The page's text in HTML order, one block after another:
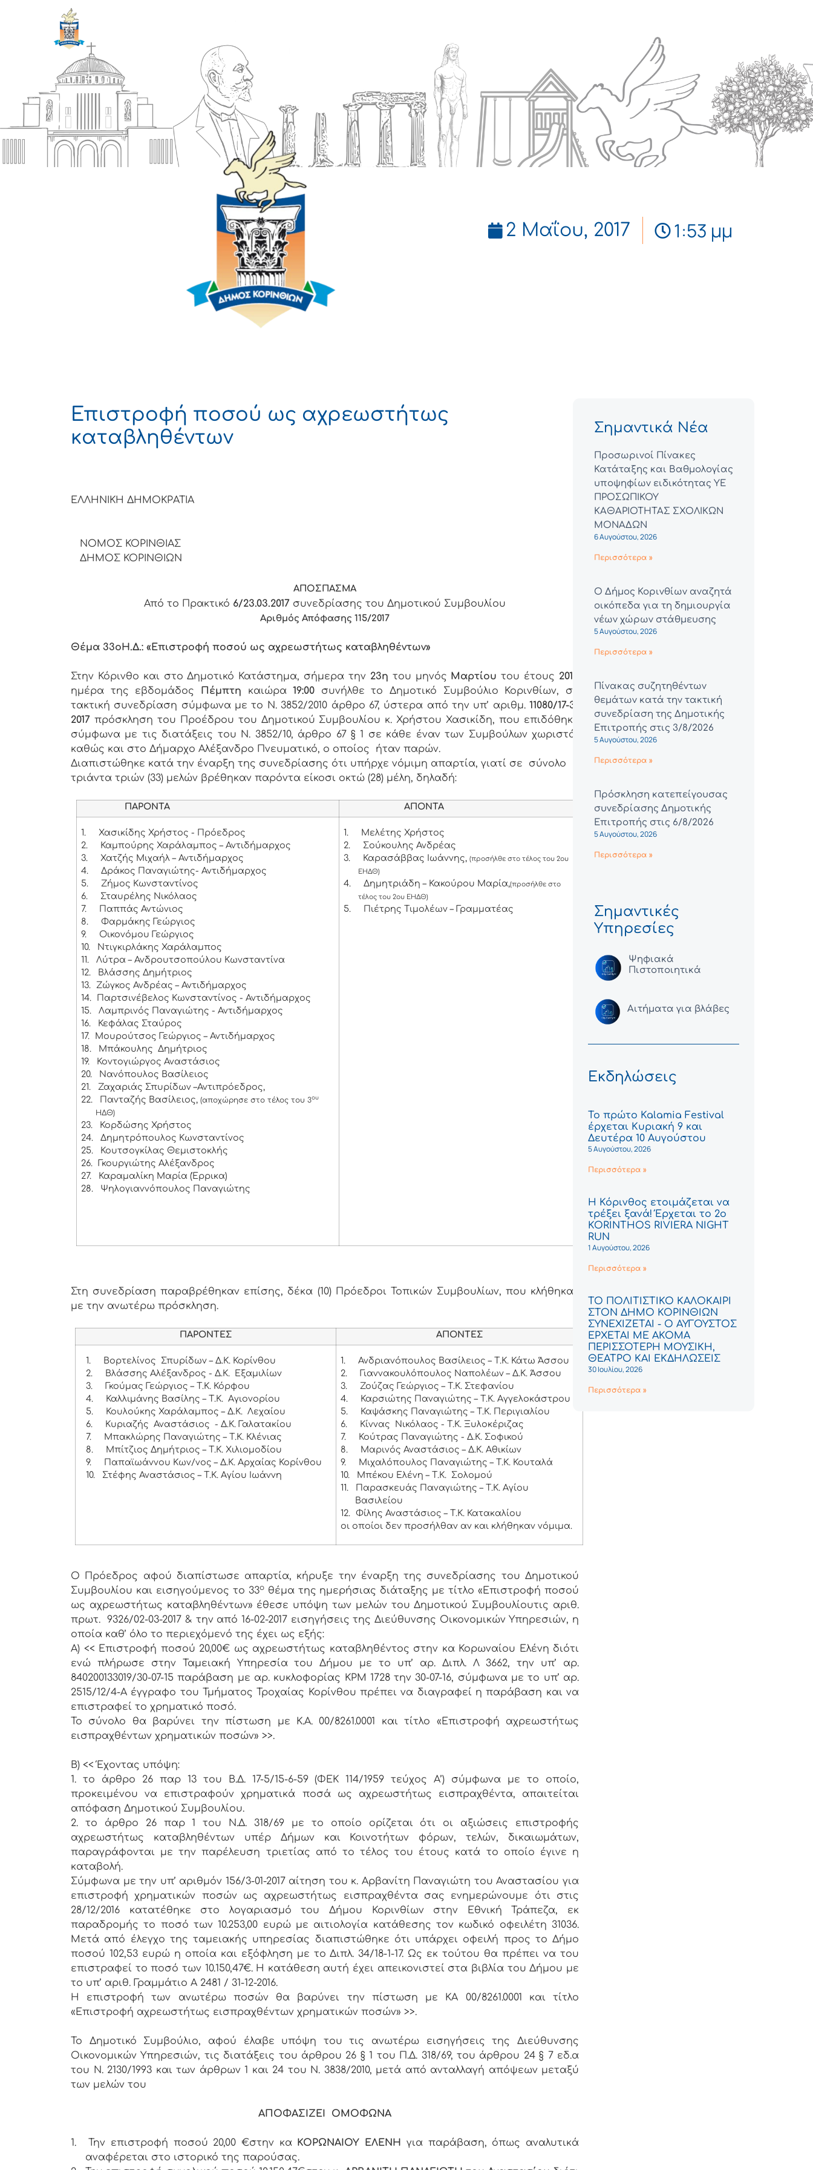
2 Μαΐου, 2017 1:53 μμ
Επιστροφή ποσού ως αχρεωστήτως
καταβληθέντων
ΕΛΛΗΝΙΚΗ ΔΗΜΟΚΡΑΤΙΑ
ΝΟΜΟΣ ΚΟΡΙΝΘΙΑΣ
ΔΗΜΟΣ ΚΟΡΙΝΘΙΩΝ
ΑΠΟΣΠΑΣΜΑ
Από το Πρακτικό 6/23.03.2017 συνεδρίασης του Δημοτικού Συμβουλίου
Αριθμός Απόφασης 11 5/2017
Θέμα 33oΗ.Δ.: «Επιστροφή ποσού ως αχρεωστήτως καταβληθέντων»
Στην Κόρινθο και στο Δημοτικό Κατάστημα, σήμερα την 23η του μηνός Μαρτίου του έτους 2017,
ημέρα της εβδομάδος Πέμπτη καιώρα19:00 συνήλθε το Δημοτικό Συμβούλιο Κορινθίων, σε
τακτική συνεδρίαση σύμφωνα με το Ν. 3852/2010 άρθρο 67, ύστερα από την υπ’ αριθμ. 11080/17-3-
2017 πρόσκληση του Προέδρου του Δημοτικού Συμβουλίου κ. Χρήστου Χασικίδη, που επιδόθηκε
σύμφωνα με τις διατάξεις του Ν. 3852/10, άρθρο 67 § 1 σε κάθε έναν των Συμβούλων χωριστά
καθώς και στο Δήμαρχο Αλέξανδρο Πνευματικό, ο οποίος ήταν παρών.
Διαπιστώθηκε κατά την έναρξη της συνεδρίασης ότι υπήρχε νόμιμη απαρτία, γιατί σε σύνολο
τριάντα τριών (33) μελών βρέθηκαν παρόντα είκοσι οκτώ (28) μέλη, δηλαδή:
ΠΑΡΟΝΤΑ ΑΠΟΝΤΑ
1.
Χασικίδης Χρήστος - Πρόεδρος
2.
Καμπούρης Χαράλαμπος – Αντιδήμαρχος
3.
Χατζής Μιχαήλ – Αντιδήμαρχος
4.
Δράκος Παναγιώτης- Αντιδήμαρχος
5.
Ζήμος Κωνσταντίνος
6.
Σταυρέλης Νικόλαος
7.
Παππάς Αντώνιος
8.
Φαρμάκης Γεώργιος
9.
Οικονόμου Γεώργιος
10.
Ντιγκιρλάκης Χαράλαμπος
11.
Λύτρα – Ανδρουτσοπούλου Κωνσταντίνα
12.
Βλάσσης Δημήτριος
13.
Ζώγκος Ανδρέας – Αντιδήμαρχος
14.
Παρτσινέβελος Κωνσταντίνος - Αντιδήμαρχος
15.
Λαμπρινός Παναγιώτης - Αντιδήμαρχος
16.
Κεφάλας Σταύρος
17.
Μουρούτσος Γεώργιος – Αντιδήμαρχος
18.
Μπάκουλης Δημήτριος
19.
Κοντογιώργος Αναστάσιος
20.
Νανόπουλος Βασίλειος
21.
Ζαχαριάς Σπυρίδων –Αντιπρόεδρος,
22.
Πανταζής Βασίλειος, (αποχώρησε στο τέλος του 3ου
ΗΔΘ)
23.
Κορδώσης Χρήστος
24.
Δημητρόπουλος Κωνσταντίνος
25.
Κουτσογκίλας Θεμιστοκλής
26.
Γκουργιώτης Αλέξανδρος
27.
Καραμαλίκη Μαρία (Έρρικα)
28.
Ψηλογιαννόπουλος Παναγιώτης
1.
Μελέτης Χρήστος
2.
Σούκουλης Ανδρέας
3.
Καρασάββας Ιωάννης, (προσήλθε στο τέλος του 2ου
ΕΗΔΘ)
4. Δημητριάδη – Κακούρου Μαρία,(προσήλθε στο
τέλος του 2ου ΕΗΔΘ)
5. Πιέτρης Τιμολέων – Γραμματέας
Στη συνεδρίαση παραβρέθηκαν επίσης, δέκα (10) Πρόεδροι Τοπικών Συμβουλίων, που κλήθηκαν
με την ανωτέρω πρόσκληση.
ΠΑΡΟΝΤΕΣ ΑΠΟΝΤΕΣ
1.
Βορτελίνος Σπυρίδων – Δ.Κ. Κορίνθου
2.
Βλάσσης Αλέξανδρος - Δ.Κ. Εξαμιλίων
3.
Γκούμας Γεώργιος – Τ.Κ. Κόρφου
4.
Καλλιμάνης Βασίλης – Τ.Κ. Αγιονορίου
5.
Κουλούκης Χαράλαμπος – Δ.Κ. Λεχαίου
6.
Κυριαζής Αναστάσιος - Δ.Κ. Γαλατακίου
7.
Μπακλώρης Παναγιώτης – Τ.Κ. Κλένιας
8.
Μπίτζιος Δημήτριος – Τ.Κ. Χιλιομοδίου
9.
Παπαϊωάννου Κων/νος – Δ.Κ. Αρχαίας Κορίνθου
10.
Στέφης Αναστάσιος – Τ.Κ. Αγίου Ιωάννη
1.
Ανδριανόπουλος Βασίλειος – Τ.Κ. Κάτω Άσσου
2.
Γιαννακουλόπουλος Ναπολέων – Δ.Κ. Άσσου
3.
Ζούζας Γεώργιος – Τ.Κ. Στεφανίου
4.
Καρσιώτης Παναγιώτης – Τ.Κ. Αγγελοκάστρου
5.
Καψάσκης Παναγιώτης – Τ.Κ. Περιγιαλίου
6.
Κίννας Νικόλαος - Τ.Κ. Ξυλοκέριζας
7.
Κούτρας Παναγιώτης - Δ.Κ. Σοφικού
8.
Μαρινός Αναστάσιος – Δ.Κ. Αθικίων
9.
Μιχαλόπουλος Παναγιώτης – Τ.Κ. Κουταλά
10.
Μπέκου Ελένη – Τ.Κ. Σολομού
11.
Παρασκευάς Παναγιώτης – Τ.Κ. Αγίου
Βασιλείου
12.
Φίλης Αναστάσιος – Τ.Κ. Κατακαλίου
οι οποίοι δεν προσήλθαν αν και κλήθηκαν νόμιμα.
Ο Πρόεδρος αφού διαπίστωσε απαρτία, κήρυξε την έναρξη της συνεδρίασης του Δημοτικού
Συμβουλίου και εισηγούμενος το 33οθέμα της ημερήσιας διάταξης με τίτλο «Επιστροφή ποσού
ως αχρεωστήτως καταβληθέντων» έθεσε υπόψη των μελών του Δημοτικού Συμβουλίουτις αριθ.
πρωτ. 9326/02-03-2017 & την από 16-02-2017 εισηγήσεις της Διεύθυνσης Οικονομικών Υπηρεσιών, η
οποία καθ’ όλο το περιεχόμενό της έχει ως εξής:
Α) << Επιστροφή ποσού 20,00€ ως αχρεωστήτως καταβληθέντος στην κα Κορωναίου Ελένη διότι
ενώ πλήρωσε στην Ταμειακή Υπηρεσία του Δήμου με το υπ’ αρ. Διπλ. Λ 3662, την υπ’ αρ.
840200133019/30-07-15 παράβαση με αρ. κυκλοφορίας ΚΡΜ 1728 την 30-07-16, σύμφωνα με το υπ’ αρ.
2515/12/4-Α έγγραφο του Τμήματος Τροχαίας Κορίνθου πρέπει να διαγραφεί η παράβαση και να
επιστραφεί το χρηματικό ποσό.
Το σύνολο θα βαρύνει την πίστωση με Κ.Α. 00/8261.0001 και τίτλο «Επιστροφή αχρεωστήτως
εισπραχθέντων χρηματικών ποσών» >>.
Β) << Έχοντας υπόψη:
1. το άρθρο 26 παρ 13 του Β.Δ. 17-5/15-6-59 (ΦΕΚ 114/1959 τεύχος Α’) σύμφωνα με το οποίο,
προκειμένου να επιστραφούν χρηματικά ποσά ως αχρεωστήτως εισπραχθέντα, απαιτείται
απόφαση Δημοτικού Συμβουλίου.
2. το άρθρο 26 παρ 1 του Ν.Δ. 318/69 με το οποίο ορίζεται ότι οι αξιώσεις επιστροφής
αχρεωστήτως καταβληθέντων υπέρ Δήμων και Κοινοτήτων φόρων, τελών, δικαιωμάτων,
παραγράφονται με την παρέλευση τριετίας από το τέλος του έτους κατά το οποίο έγινε η
καταβολή.
Σύμφωνα με την υπ’ αριθμόν 156/3-01-2017 αίτηση του κ. Αρβανίτη Παναγιώτη του Αναστασίου για
επιστροφή χρηματικών ποσών ως αχρεωστήτως εισπραχθέντα σας ενημερώνουμε ότι στις
28/12/2016 κατατέθηκε στο λογαριασμό του Δήμου Κορινθίων στην Εθνική Τράπεζα, εκ
παραδρομής το ποσό των 10.253,00 ευρώ με αιτιολογία κατάθεσης τον κωδικό οφειλέτη 31036.
Μετά από έλεγχο της ταμειακής υπηρεσίας διαπιστώθηκε ότι υπάρχει οφειλή προς το Δήμο
ποσού 102,53 ευρώ η οποία και εξόφληση με το Διπλ. 34/18-1-17. Ως εκ τούτου θα πρέπει να του
επιστραφεί το ποσό των 10.150,47€. Η κατάθεση αυτή έχει απεικονιστεί στα βιβλία του Δήμου με
το υπ’ αριθ. Γραμμάτιο Α 2481 / 31-12-2016.
Η επιστροφή των ανωτέρω ποσών θα βαρύνει την πίστωση με ΚΑ 00/8261.0001 και τίτλο
«Επιστροφή αχρεωστήτως εισπραχθέντων χρηματικών ποσών» >>.
Το Δημοτικό Συμβούλιο, αφού έλαβε υπόψη του τις ανωτέρω εισηγήσεις της Διεύθυνσης
Οικονομικών Υπηρεσιών, τις διατάξεις του άρθρου 26 § 1 του Π.Δ. 318/69, του άρθρου 24 § 7 εδ.α
του Ν. 2130/1993 και των άρθρων 1 και 24 του Ν. 3838/2010, μετά από ανταλλαγή απόψεων μεταξύ
των μελών του
ΑΠΟΦΑΣΙΖΕΙ ΟΜΟΦΩΝΑ
1. Την επιστροφή ποσού 20,00 €στην κα ΚΟΡΩΝΑΙΟΥ ΕΛΕΝΗ για παράβαση, όπως αναλυτικά
αναφέρεται στο ιστορικό της παρούσας.
Σημαντικά Νέα
Προσωρινοί Πίνακες
Κατάταξης και Βαθμολογίας
υποψηφίων ειδικότητας ΥΕ
ΠΡΟΣΩΠΙΚΟΥ
ΚΑΘΑΡΙΟΤΗΤΑΣ ΣΧΟΛΙΚΩΝ
ΜΟΝΑΔΩΝ
6 Αυγούστου, 2026
Περισσότερα »
Ο Δήμος Κορινθίων αναζητά
οικόπεδα για τη δημιουργία
νέων χώρων στάθμευσης
5 Αυγούστου, 2026
Περισσότερα »
Πίνακας συζητηθέντων
θεμάτων κατά την τακτική
συνεδρίαση της Δημοτικής
Επιτροπής στις 3/8/2026
5 Αυγούστου, 2026
Περισσότερα »
Πρόσκληση κατεπείγουσας
συνεδρίασης Δημοτικής
Επιτροπής στις 6/8/2026
5 Αυγούστου, 2026
Περισσότερα »
Σημαντικές
Υπηρεσίες
Ψηφιακά
Πιστοποιητικά
Αιτήματα για βλάβες
Εκδηλώσεις
Το πρώτο Kalamia Festival
έρχεται Κυριακή 9 και
Δευτέρα 10 Αυγούστου
5 Αυγούστου, 2026
Περισσότερα »
Η Κόρινθος ετοιμάζεται να
τρέξει ξανά! Έρχεται το 2ο
KORINTHOS RIVIERA NIGHT
RUN
1 Αυγούστου, 2026
Περισσότερα »
ΤΟ ΠΟΛΙΤΙΣΤΙΚΟ ΚΑΛΟΚΑΙΡΙ
ΣΤΟΝ ΔΗΜΟ ΚΟΡΙΝΘΙΩΝ
ΣΥΝΕΧΙΖΕΤΑΙ - Ο ΑΥΓΟΥΣΤΟΣ
ΕΡΧΕΤΑΙ ΜΕ ΑΚΟΜΑ
ΠΕΡΙΣΣΟΤΕΡΗ ΜΟΥΣΙΚΗ,
ΘΕΑΤΡΟ ΚΑΙ ΕΚΔΗΛΩΣΕΙΣ
30 Ιουλίου, 2026
Περισσότερα »